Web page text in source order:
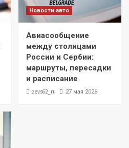
Новости авто
Авиасообщение
между столицами
России и Сербии:
маршруты, пересадки
и расписание
zevs62_ru 27 мая 2026